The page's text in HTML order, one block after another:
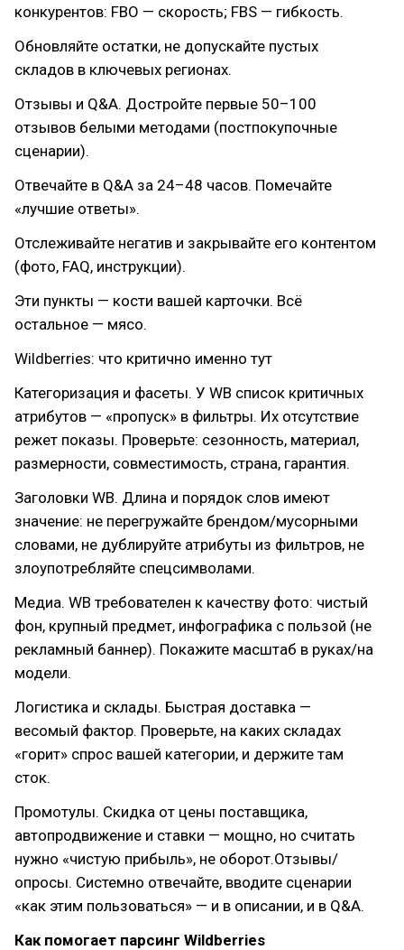
конкурентов: FBO — скорость; FBS — гибкость.
Обновляйте остатки, не допускайте пустых
складов в ключевых регионах.
Отзывы и Q&A. Достройте первые 50–100
отзывов белыми методами (постпокупочные
сценарии).
Отвечайте в Q&A за 24–48 часов. Помечайте
«лучшие ответы».
Отслеживайте негатив и закрывайте его контентом
(фото, FAQ, инструкции).
Эти пункты — кости вашей карточки. Всё
остальное — мясо.
Wildberries: что критично именно тут
Категоризация и фасеты. У WB список критичных
атрибутов — «пропуск» в фильтры. Их отсутствие
режет показы. Проверьте: сезонность, материал,
размерности, совместимость, страна, гарантия.
Заголовки WB. Длина и порядок слов имеют
значение: не перегружайте брендом/мусорными
словами, не дублируйте атрибуты из фильтров, не
злоупотребляйте спецсимволами.
Медиа. WB требователен к качеству фото: чистый
фон, крупный предмет, инфографика с пользой (не
рекламный баннер). Покажите масштаб в руках/на
модели.
Логистика и склады. Быстрая доставка —
весомый фактор. Проверьте, на каких складах
«горит» спрос вашей категории, и держите там
сток.
Промотулы. Скидка от цены поставщика,
автопродвижение и ставки — мощно, но считать
нужно «чистую прибыль», не оборот.Отзывы/
опросы. Системно отвечайте, вводите сценарии
«как этим пользоваться» — и в описании, и в Q&A.
Как помогает парсинг Wildberries